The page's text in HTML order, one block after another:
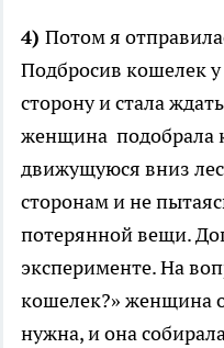
4) Потом я
Подбросив кошелек у
сторону и стала
женщина подобрала
движущуюся вниз
сторонам и не
потерянной вещи.
эксперименте. На
кошелек?» женщина
нужна, и она